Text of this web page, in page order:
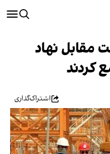
مقابل نهاد
کردند
اشتراک‌گذاری